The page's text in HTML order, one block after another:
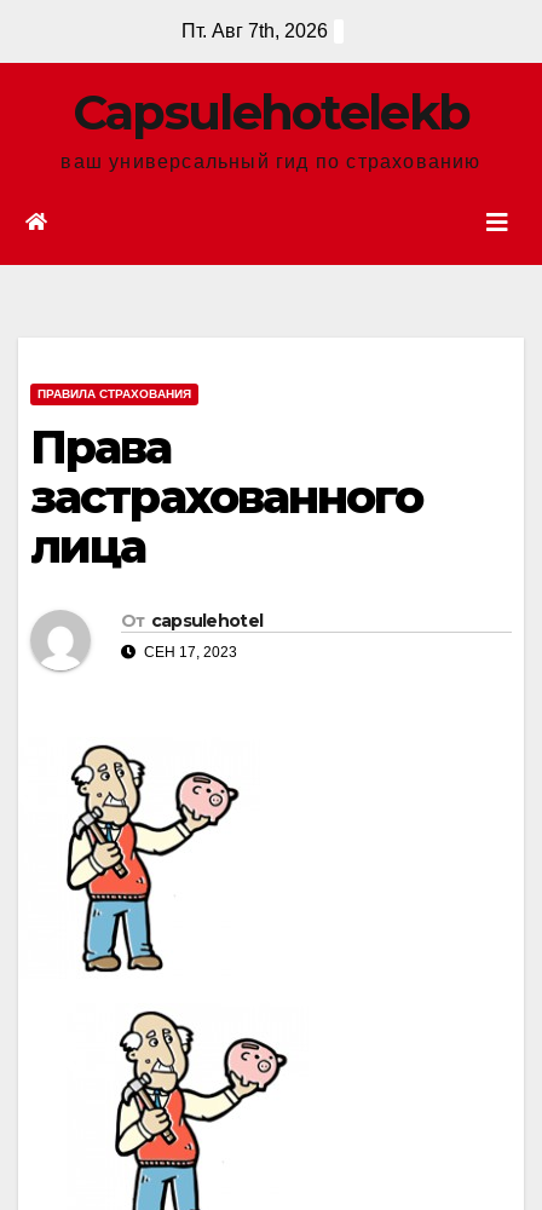
Пт. Авг 7th, 2026
Сapsulehotelekb
ваш универсальный гид по страхованию
ПРАВИЛА СТРАХОВАНИЯ
Права
застрахованного
лица
От capsulehotel
СЕН 17, 2023